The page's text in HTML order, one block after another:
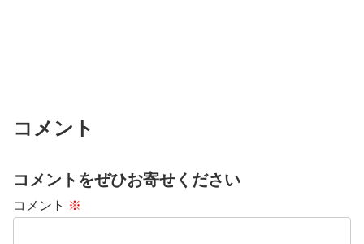
コメント
コメントをぜひお寄せください
コメント ※